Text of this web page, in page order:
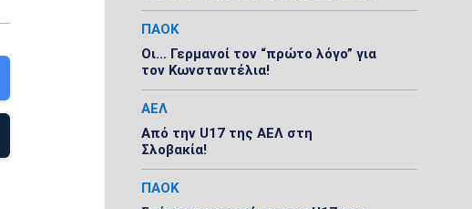
ΠΑΟΚ
Οι… Γερμανοί τον “πρώτο λόγο” για
τον Κωνσταντέλια!
ΑΕΛ
Από την U17 της ΑΕΛ στη
Σλοβακία!
ΠΑΟΚ